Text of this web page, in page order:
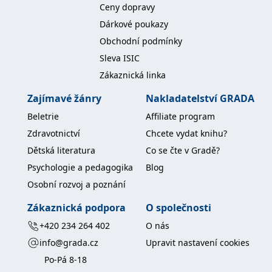
Ceny dopravy
Dárkové poukazy
Obchodní podmínky
Sleva ISIC
Zákaznická linka
Zajímavé žánry
Beletrie
Zdravotnictví
Dětská literatura
Psychologie a pedagogika
Osobní rozvoj a poznání
Nakladatelství GRADA
Affiliate program
Chcete vydat knihu?
Co se čte v Gradě?
Blog
Zákaznická podpora
+420 234 264 402
info@grada.cz
Po-Pá 8-18
O společnosti
O nás
Upravit nastavení cookies
.doubleclick.net
informace o tom, jak
návštěvou uvedeného
webu.
uid
2 měsíce
Tento soubor cookie
poskytuje jednoznačně
přiřazené strojově
generované ID uživatele
a shromažďuje údaje o